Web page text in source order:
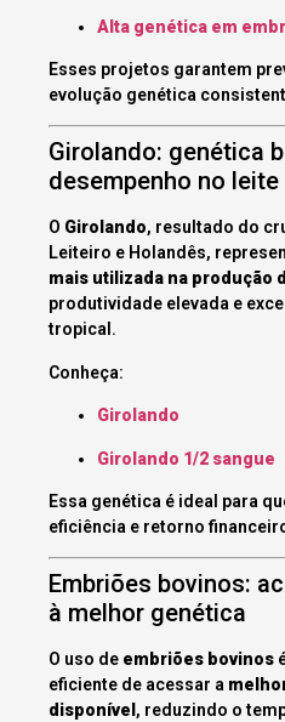
Alta genética em
Esses projetos garantem
evolução genética
Girolando: genética
desempenho no leite
O Girolando, resultado do
Leiteiro e Holandês,
mais utilizada na produção
produtividade elevada e
tropical.
Conheça:
Girolando
Girolando 1/2 sangue
Essa genética é ideal para
eficiência e retorno
Embriões bovinos:
à melhor genética
O uso de embriões bovinos
eficiente de acessar a
disponível , reduzindo o